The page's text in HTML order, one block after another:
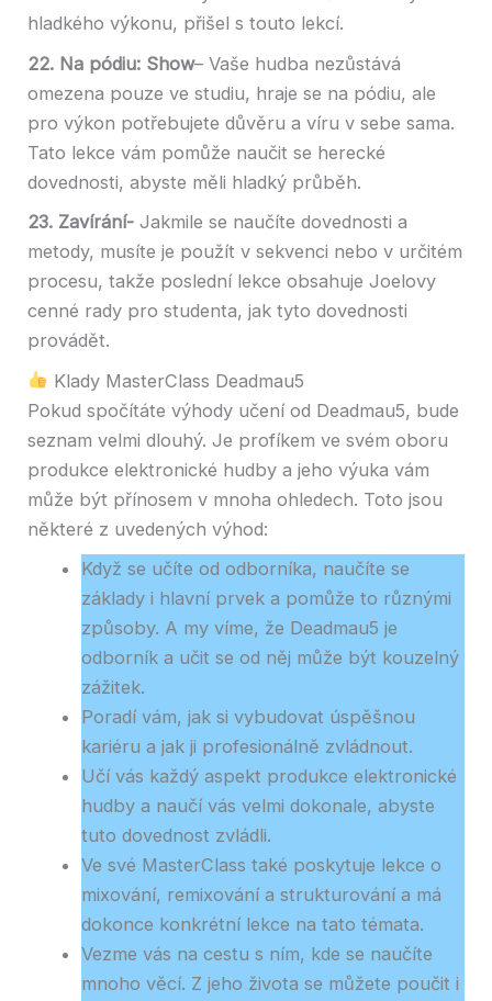
hladkého výkonu, přišel s touto lekcí.
22. Na pódiu: Show– Vaše hudba nezůstává
omezena pouze ve studiu, hraje se na pódiu, ale
pro výkon potřebujete důvěru a víru v sebe sama.
Tato lekce vám pomůže naučit se herecké
dovednosti, abyste měli hladký průběh.
23. Zavírání- Jakmile se naučíte dovednosti a
metody, musíte je použít v sekvenci nebo v určitém
procesu, takže poslední lekce obsahuje Joelovy
cenné rady pro studenta, jak tyto dovednosti
provádět.
Klady MasterClass Deadmau5
Pokud spočítáte výhody učení od Deadmau5, bude
seznam velmi dlouhý. Je profíkem ve svém oboru
produkce elektronické hudby a jeho výuka vám
může být přínosem v mnoha ohledech. Toto jsou
některé z uvedených výhod:
Když se učíte od odborníka, naučíte se
základy i hlavní prvek a pomůže to různými
způsoby. A my víme, že Deadmau5 je
odborník a učit se od něj může být kouzelný
zážitek.
Poradí vám, jak si vybudovat úspěšnou
kariéru a jak ji profesionálně zvládnout.
Učí vás každý aspekt produkce elektronické
hudby a naučí vás velmi dokonale, abyste
tuto dovednost zvládli.
Ve své MasterClass také poskytuje lekce o
mixování, remixování a strukturování a má
dokonce konkrétní lekce na tato témata.
Vezme vás na cestu s ním, kde se naučíte
mnoho věcí. Z jeho života se můžete poučit i